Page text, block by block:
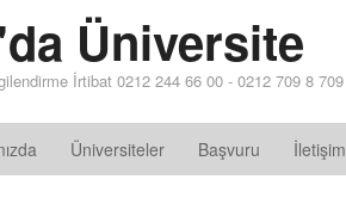
Üniversite
İrtibat 0212 244 66 00 - 0212 709 8 709
Üniversiteler Başvuru İletişim